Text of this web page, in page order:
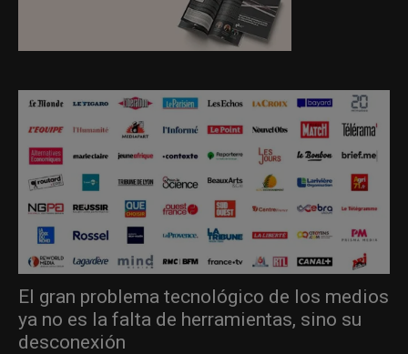
El gran problema tecnológico de los medios
ya no es la falta de herramientas, sino su
desconexión